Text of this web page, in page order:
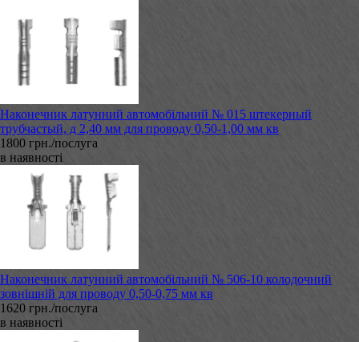
Наконечник латунний автомобільний № 015 штекерный
трубчастый, д 2,40 мм для проводу 0,50-1,00 мм кв
1800 грн./послуга
в наявності
Наконечник латунний автомобільний № 506-10 колодочний
зовнішній для проводу 0,50-0,75 мм кв
1620 грн./послуга
в наявності